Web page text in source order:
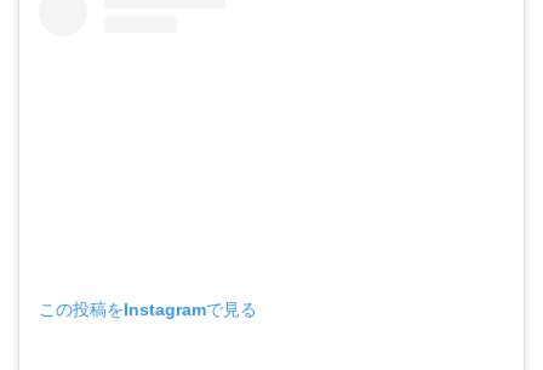
この投稿をInstagramで見る